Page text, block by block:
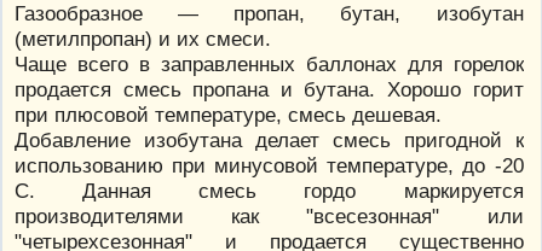
Газообразное — пропан, бутан, изобутан
(метилпропан) и их смеси.
Чаще всего в заправленных баллонах для горелок
продается смесь пропана и бутана. Хорошо горит
при плюсовой температуре, смесь дешевая.
Добавление изобутана делает смесь пригодной к
использованию при минусовой температуре, до -20
С. Данная смесь гордо маркируется
производителями как "всесезонная" или
"четырехсезонная" и продается существенно